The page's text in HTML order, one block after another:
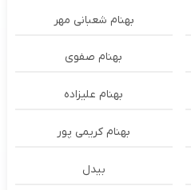
بهنام شعبانی مهر
بهنام صفوی
بهنام علیزاده
بهنام کریمی پور
بیدل